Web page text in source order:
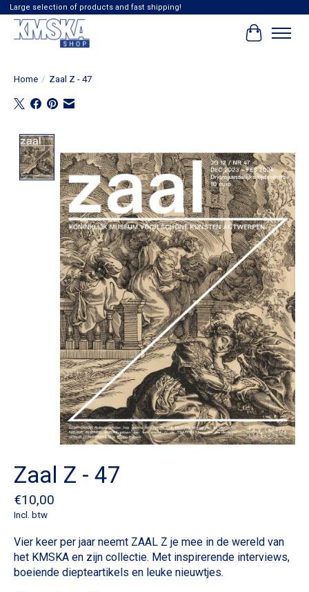
Large selection of products and fast shipping!
Home / Zaal Z - 47
Zaal Z - 47
€10,00
Incl. btw
Vier keer per jaar neemt ZAAL Z je mee in de wereld van
het KMSKA en zijn collectie. Met inspirerende interviews,
boeiende diepteartikels en leuke nieuwtjes.